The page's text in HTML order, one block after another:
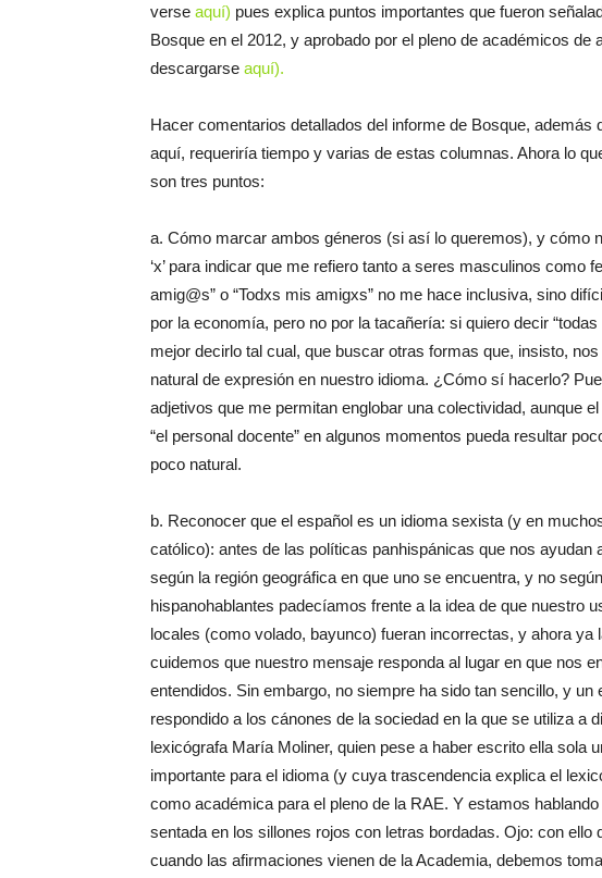
verse aquí) pues explica puntos importantes que fueron
Bosque en el 2012, y aprobado por el pleno de académicos de
descargarse aquí).
Hacer comentarios detallados del informe de Bosque,
aquí, requeriría tiempo y varias de estas columnas. Ahora lo
son tres puntos:
a. Cómo marcar ambos géneros (si así lo queremos), y cómo
‘x’ para indicar que me refiero tanto a seres masculinos como
amig@s” o “Todxs mis amigxs” no me hace inclusiva, sino
por la economía, pero no por la tacañería: si quiero decir
mejor decirlo tal cual, que buscar otras formas que, insisto,
natural de expresión en nuestro idioma. ¿Cómo sí hacerlo?
adjetivos que me permitan englobar una colectividad, aunque
“el personal docente” en algunos momentos pueda resultar
poco natural.
b. Reconocer que el español es un idioma sexista (y en
católico): antes de las políticas panhispánicas que nos ayudan
según la región geográfica en que uno se encuentra, y no
hispanohablantes padecíamos frente a la idea de que nuestro
locales (como volado, bayunco) fueran incorrectas, y ahora
cuidemos que nuestro mensaje responda al lugar en que nos
entendidos. Sin embargo, no siempre ha sido tan sencillo, y un
respondido a los cánones de la sociedad en la que se utiliza a
lexicógrafa María Moliner, quien pese a haber escrito ella sola
importante para el idioma (y cuya trascendencia explica el
como académica para el pleno de la RAE. Y estamos
sentada en los sillones rojos con letras bordadas. Ojo: con ello
cuando las afirmaciones vienen de la Academia, debemos